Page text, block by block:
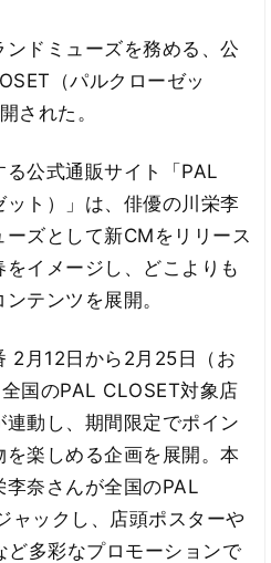
ドミューズを務める、公
（パルクローゼッ
された。
公式通販サイト「PAL
ト）」は、俳優の川栄李
ズとして新CMをリリース
イメージし、どこよりも
テンツを展開。
2月12日から2月25日（お
国のPAL CLOSET対象店
動し、期間限定でポイン
を楽しめる企画を展開。本
奈さんが全国のPAL
ャックし、店頭ポスターや
ど多彩なプロモーションで